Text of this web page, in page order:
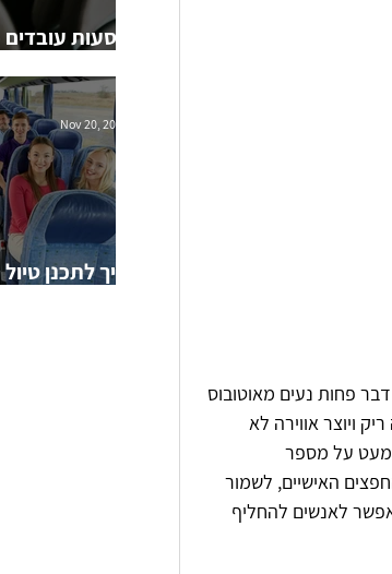
הסעות
איך לתכנן
Nov 20, 2025
פחות נעים מאוטובוס
ויוצר אווירה לא
מעט על מספר
האישיים, לשמור
לאנשים להחליף